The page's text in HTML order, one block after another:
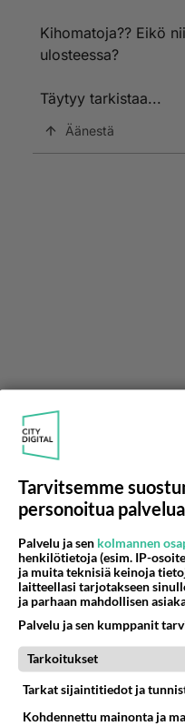
Kihomatoja?? Eikö
ulosteessa?
Täytyy tarkistaa...
Äänestä
Tarvitsemme
personoitua palvelua
Palvelu ja sen kolmannen
henkilötietoja (esim. IP-
ja muita teknisiä keinoja
laitteellasi tarjotakseen
ja parhaan mahdollisen
Palvelu ja sen kumppanit
Tarkoitukset
Tarkat sijaintitiedot ja
Kohdennettu mainonta ja